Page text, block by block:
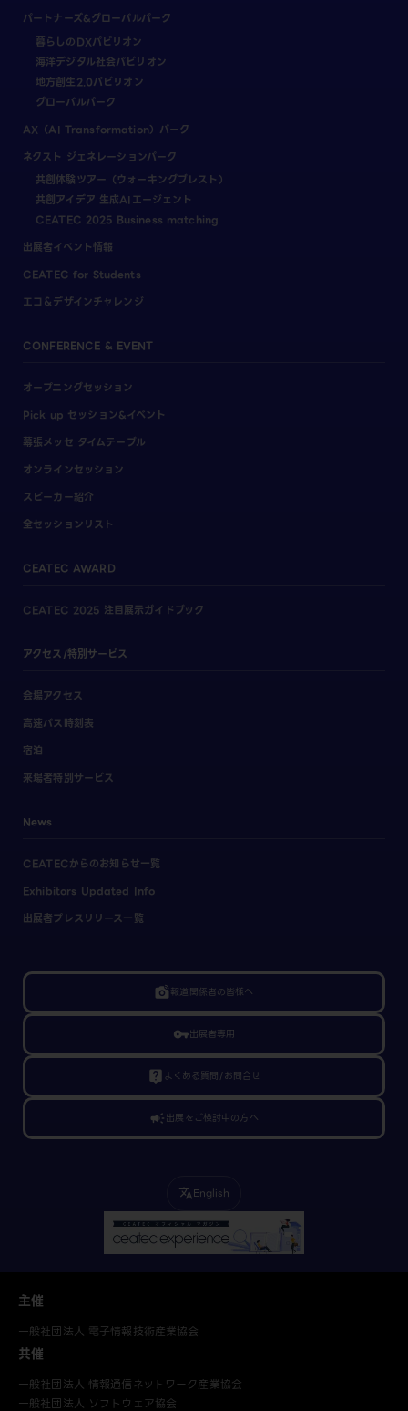
パートナーズ&グローバルパーク
暮らしのDXパビリオン
海洋デジタル社会パビリオン
地方創生2.0パビリオン
グローバルパーク
AX（AI Transformation）パーク
ネクスト ジェネレーションパーク
共創体験ツアー（ウォーキングブレスト）
共創アイデア 生成AIエージェント
CEATEC 2025 Business matching
出展者イベント情報
CEATEC for Students
エコ＆デザインチャレンジ
CONFERENCE & EVENT
オープニングセッション
Pick up セッション&イベント
幕張メッセ タイムテーブル
オンラインセッション
スピーカー紹介
全セッションリスト
CEATEC AWARD
CEATEC 2025 注目展示ガイドブック
アクセス/特別サービス
会場アクセス
高速バス時刻表
宿泊
来場者特別サービス
News
CEATECからのお知らせ一覧
Exhibitors Updated Info
出展者プレスリリース一覧
linked_camera報道関係者の皆様へ
vpn_key出展者専用
live_help よくある質問/お問合せ
campaign出展をご検討中の方へ
translateEnglish
主催
一般社団法人 電子情報技術産業協会
共催
一般社団法人 情報通信ネットワーク産業協会
一般社団法人 ソフトウェア協会